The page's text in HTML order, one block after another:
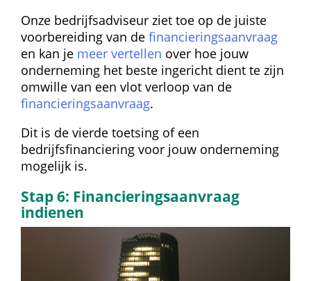
Onze bedrijfsadviseur ziet toe op de juiste
voorbereiding van de financieringsaanvraag
en kan je meer vertellen over hoe jouw
onderneming het beste ingericht dient te zijn
omwille van een vlot verloop van de
financieringsaanvraag.
Dit is de vierde toetsing of een
bedrijfsfinanciering voor jouw onderneming
mogelijk is.
Stap 6: Financieringsaanvraag
indienen